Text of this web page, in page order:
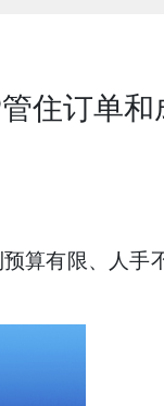
住订单和
算有限、人手